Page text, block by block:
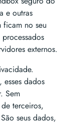
e outras
ficam no seu
externos.
dados
Sem
terceiros,
seus dados,